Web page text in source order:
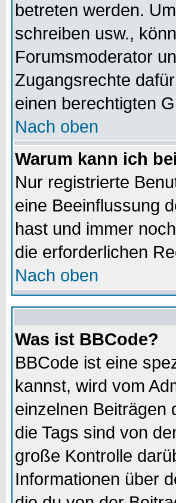
betreten werden.
schreiben usw.,
Forumsmoderator
Zugangsrechte
einen berechtigten
Nach oben
Warum kann ich
Nur registrierte
eine Beeinflussung
hast und immer
die erforderlichen
Nach oben
Was ist BBCode?
BBCode ist eine
kannst, wird vom
einzelnen Beiträgen
die Tags sind von
große Kontrolle
Informationen über